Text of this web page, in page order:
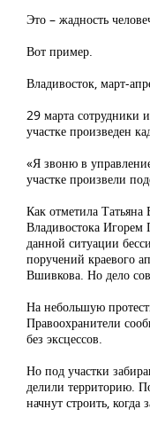
Это – жадность
Вот пример.
Владивосток, март-
29 марта сотрудники
участке произведен
«Я звоню в
участке произвели
Как отметила
Владивостока Игорем
данной ситуации
поручений краевого
Вшивкова. Но дело
На небольшую
Правоохранители
без эксцессов.
Но под участки
делили территорию.
начнут строить, когда